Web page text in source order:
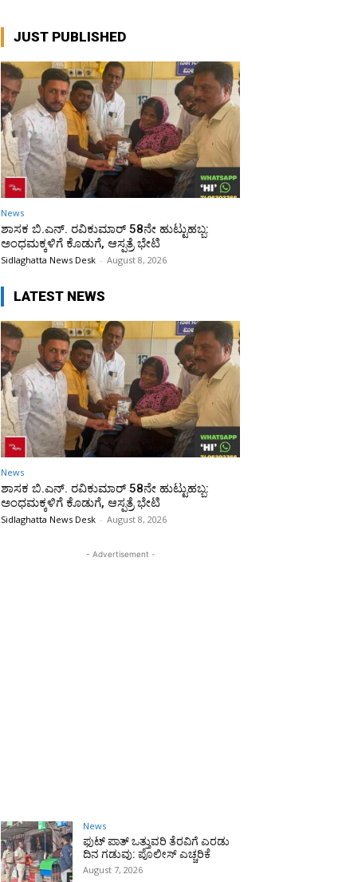
JUST PUBLISHED
News
ಶಾಸಕ ಬಿ.ಎನ್. ರವಿಕುಮಾರ್ 58ನೇ ಹುಟ್ಟುಹಬ್ಬ:
ಅಂಧಮಕ್ಕಳಿಗೆ ಕೊಡುಗೆ, ಆಸ್ಪತ್ರೆ ಭೇಟಿ
Sidlaghatta News Desk - August 8, 2026
LATEST NEWS
News
ಶಾಸಕ ಬಿ.ಎನ್. ರವಿಕುಮಾರ್ 58ನೇ ಹುಟ್ಟುಹಬ್ಬ:
ಅಂಧಮಕ್ಕಳಿಗೆ ಕೊಡುಗೆ, ಆಸ್ಪತ್ರೆ ಭೇಟಿ
Sidlaghatta News Desk - August 8, 2026
- Advertisement -
News
ಫುಟ್‌ ಪಾತ್ ಒತ್ತುವರಿ ತೆರವಿಗೆ ಎರಡು
ದಿನ ಗಡುವು: ಪೊಲೀಸ್ ಎಚ್ಚರಿಕೆ
August 7, 2026